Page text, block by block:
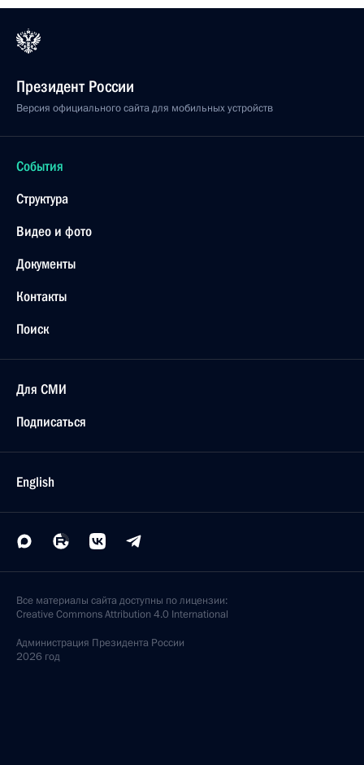
чрезвычайным ситуациям и ликвидации
последствий стихийных бедствий Сергеем Шойгу
Москва, Кремль
Владимир Путин провел совместное заседание
Совета Безопасности, президиума Госсовета
Президенте России
20 марта 2002 года, 19:00
Москва, Кремль
России с Председателем КНР Цзян Цзэминем
20 марта 2002 года, 16:20
Президент провел в Министерстве обороны
20 марта 2002 года, 13:00
Москва
Владимир Путин направил поздравление
Президенту Узбекистана Исламу Каримову
по случаю 10-летия установления
дипломатических отношений между двумя
странами